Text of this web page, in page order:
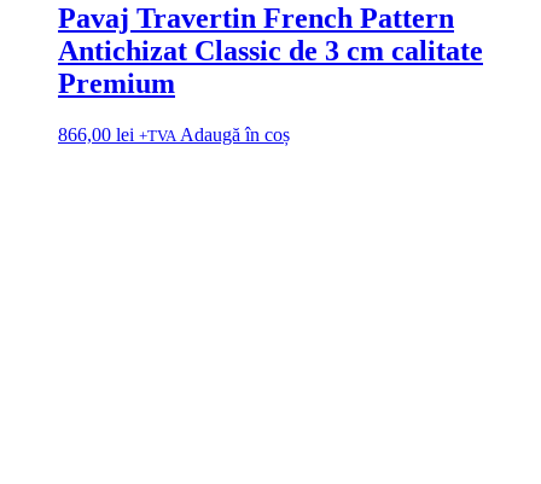
Pavaj Travertin French Pattern
Antichizat Classic de 3 cm calitate
Premium
866,00 lei +TVA Adaugă în coș